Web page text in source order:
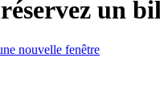
un
nouvelle fenêtre